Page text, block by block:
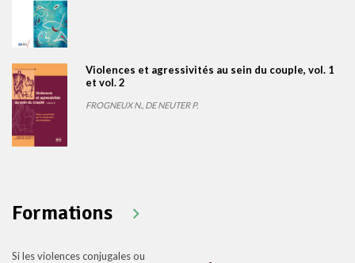
Violences et agressivités au sein du couple, vol. 1
et vol. 2
FROGNEUX N., DE NEUTER P.
Formations
Si les violences conjugales ou